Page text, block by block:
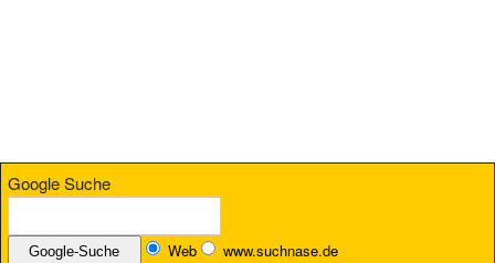
Google Suche
Web www.suchnase.de